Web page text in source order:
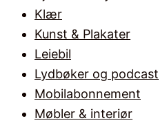
Klær
Kunst & Plakater
Leiebil
Lydbøker og podcast
Mobilabonnement
Møbler & interiør